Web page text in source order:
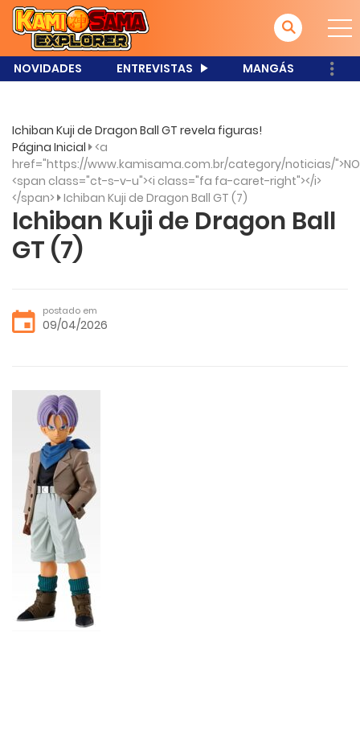
NOVIDADES ENTREVISTAS MANGÁS
Ichiban Kuji de Dragon Ball GT revela figuras!
Página Inicial <a
href="https://www.kamisama.com.br/category/noticias/
<span class="ct-s-v-u"><i class="fa fa-caret-right"></i>
</span> Ichiban Kuji de Dragon Ball GT (7)
Ichiban Kuji de Dragon Ball
GT (7)
postado em
09/04/2026